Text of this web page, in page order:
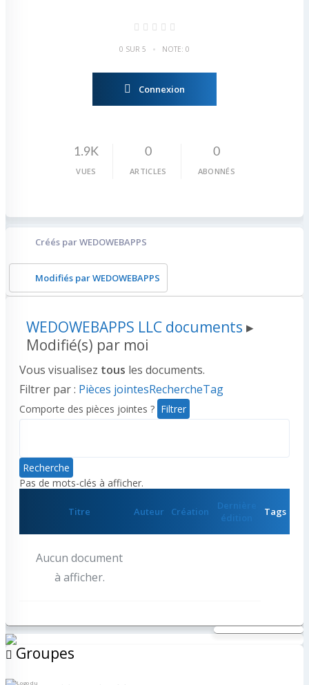
0 SUR 5 • NOTE: 0
Connexion
1.9K
VUES
0
ARTICLES
0
ABONNÉS
Créés par WEDOWEBAPPS
Modifiés par WEDOWEBAPPS
WEDOWEBAPPS LLC documents ▸
Modifié(s) par moi
Vous visualisez tous les documents.
Filtrer par : Pièces jointesRechercheTag
Comporte des pièces jointes ?
Recherche
Pas de mots-clés à afficher.
Titre Auteur Création
Dernière
édition
Tags
Aucun document
à afficher.
Groupes